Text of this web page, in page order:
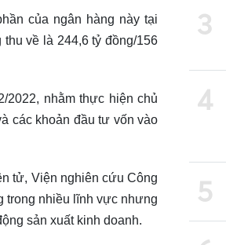
của ngân hàng này tại
về là 244,6 tỷ đồng/156
nhằm thực hiện chủ
các khoản đầu tư vốn vào
tử, Viện nghiên cứu Công
trong nhiều lĩnh vực nhưng
sản xuất kinh doanh.
3
4
5